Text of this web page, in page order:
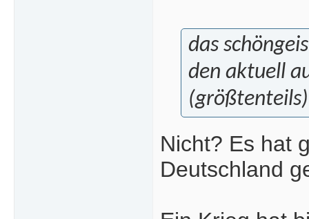
das
den aktuell
Nicht? Es hat
Deutschland